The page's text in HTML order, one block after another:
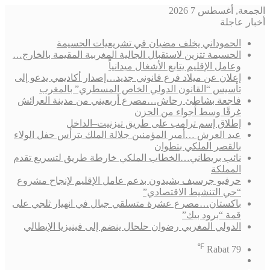
الجمعة, أغسطس 7 2026
أخبار عاجلة
الحموداني يخلف مضيان في تشريعيات الحسيمة
الحسيمة تتزين لاستقبال الجالية المغربية المقيمة بالخارج…
وعامل الإقليم يتابع الأشغال ميدانياً
إعلان عن ميلاد فرع قانوني جديد…إصدار أكاديمي يدعو إلى
تأسيس “القانون الدولي الخاص المسطري” بالمغرب
فاجعة بشاطئ رحاش…مصرع أربعيني من مدينة العرائش
غرقًا وسط أجواء من الحزن
إطلاق إسم ترامب على طريق تيزنيت–الداخل
عيد العرش …أمير المؤمنين جلالة الملك يترأس حفل الولاء
بالقصر الملكي بتطوان
نائب بريطاني…الخطاب الملكي خارطة طريق لتسريع تقدم
المملكة
حرفيو جرسيف يشيدون بدعم عامل الإقليم لإنجاح مشروع
“حي التنشيط الاقتصادي”
باكستان…مصرع عشرة متسلقي جبال في انهيار ثلجي على
قمة “برود بيك”
الدولي المغربي رضوان حلحال ينضم إلى فينيزيا الإيطالي
Rabat 79
℉